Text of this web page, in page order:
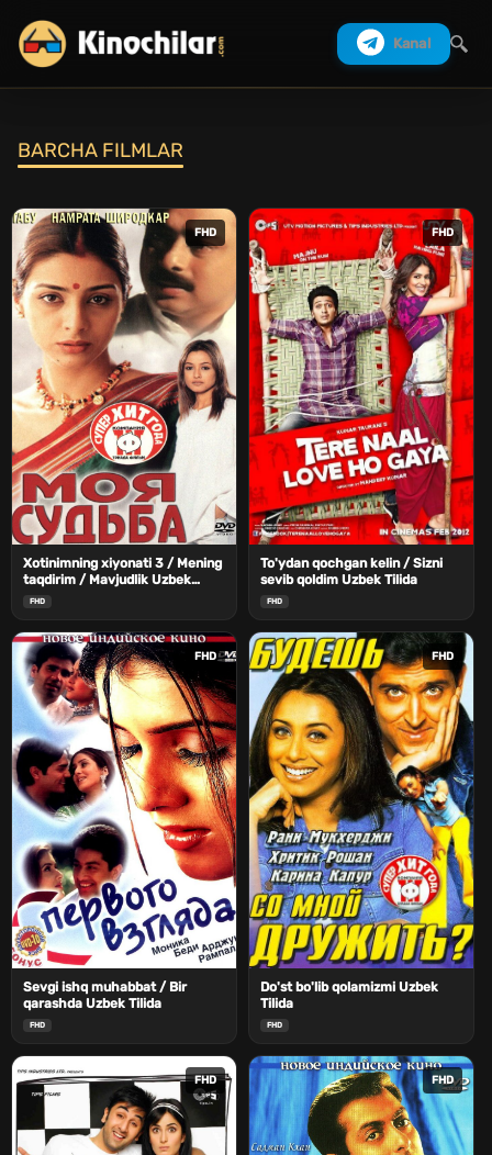
Kanal
BARCHA FILMLAR
FHD
Xotinimning xiyonati 3 / Mening
taqdirim / Mavjudlik Uzbek
Tilida
FHD
FHD
To'ydan qochgan kelin / Sizni
sevib qoldim Uzbek Tilida
FHD
FHD
Sevgi ishq muhabbat / Bir
qarashda Uzbek Tilida
FHD
FHD
Do'st bo'lib qolamizmi Uzbek
Tilida
FHD
FHD FHD